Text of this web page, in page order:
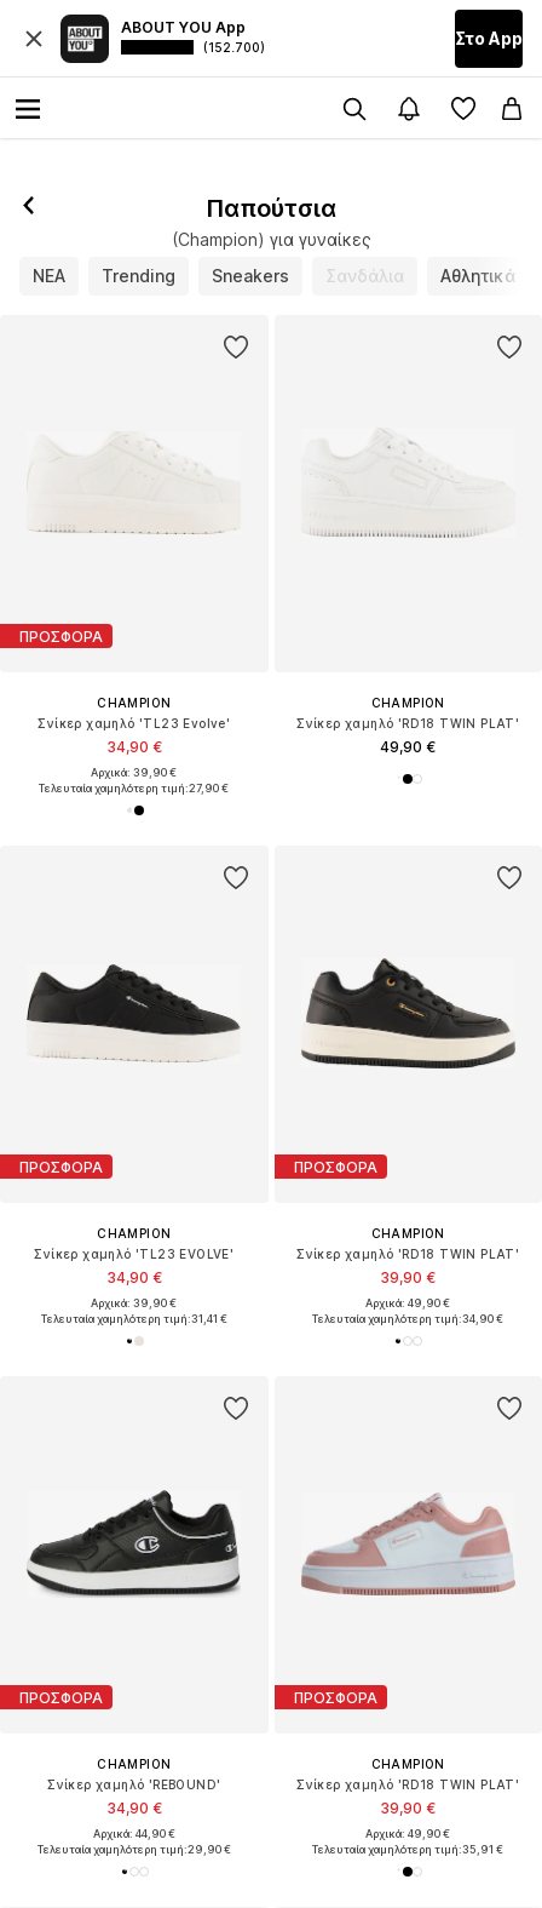
ABOUT YOU App
(152.700) Στο Αpp
Παπούτσια
(Champion) για γυναίκες
ΝΕΑ
Trending Sneakers Σανδάλια Αθλητικά
ΠΡΟΣΦΟΡΑ
CHAMPION
Σνίκερ χαμηλό 'TL23 Evolve'
34,90 €
Αρχικά: 39,90 €
Τελευταία χαμηλότερη τιμή:27,90 €
CHAMPION
Σνίκερ χαμηλό 'RD18 TWIN PLAT'
49,90 €
ΠΡΟΣΦΟΡΑ
CHAMPION
Σνίκερ χαμηλό 'TL23 EVOLVE'
34,90 €
Αρχικά: 39,90 €
Τελευταία χαμηλότερη τιμή:31,41 €
ΠΡΟΣΦΟΡΑ
CHAMPION
Σνίκερ χαμηλό 'RD18 TWIN PLAT'
39,90 €
Αρχικά: 49,90 €
Τελευταία χαμηλότερη τιμή:34,90 €
ΠΡΟΣΦΟΡΑ
CHAMPION
Σνίκερ χαμηλό 'REBOUND'
34,90 €
Αρχικά: 44,90 €
Τελευταία χαμηλότερη τιμή:29,90 €
ΠΡΟΣΦΟΡΑ
CHAMPION
Σνίκερ χαμηλό 'RD18 TWIN PLAT'
39,90 €
Αρχικά: 49,90 €
Τελευταία χαμηλότερη τιμή:35,91 €